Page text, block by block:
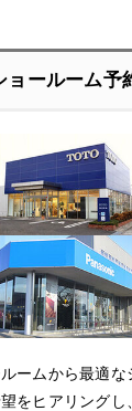
ールーム予
ームから最適
をヒアリング